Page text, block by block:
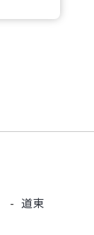
道東